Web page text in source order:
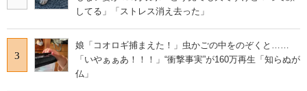
してる」「ストレス消え去った」
3
娘「コオロギ捕まえた！」虫かごの中をのぞくと……
「いやぁぁあ！！！」“衝撃事実”が160万再生「知らぬが
仏」